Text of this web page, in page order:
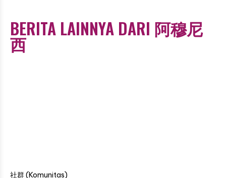
BERITA LAINNYA DARI 阿穆尼
西
社群 (Komunitas)